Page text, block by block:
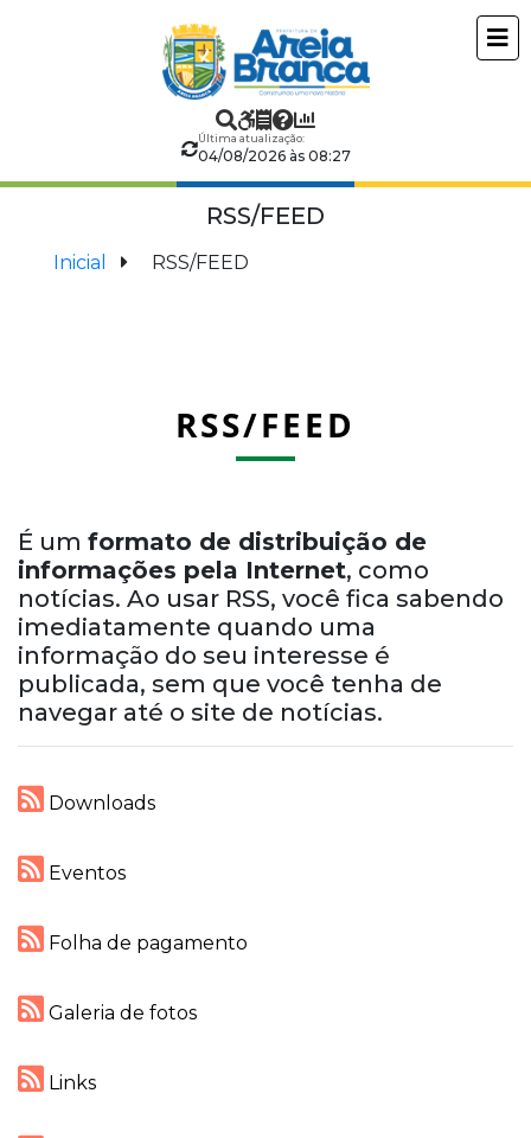
Prefeitura
Municipal
Areia
Branca
Última atualização:
04/08/2026 às 08:27
RSS/FEED
Inicial RSS/FEED
RSS/FEED
É um formato de distribuição de
informações pela Internet, como
notícias. Ao usar RSS, você fica sabendo
imediatamente quando uma
informação do seu interesse é
publicada, sem que você tenha de
navegar até o site de notícias.
Downloads
Eventos
Folha de pagamento
Galeria de fotos
Links